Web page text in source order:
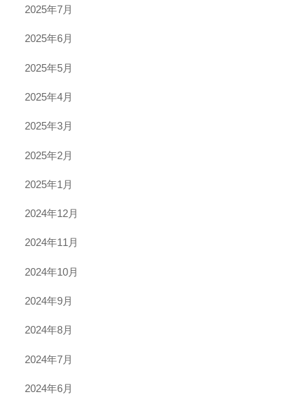
2025年7月
2025年6月
2025年5月
2025年4月
2025年3月
2025年2月
2025年1月
2024年12月
2024年11月
2024年10月
2024年9月
2024年8月
2024年7月
2024年6月